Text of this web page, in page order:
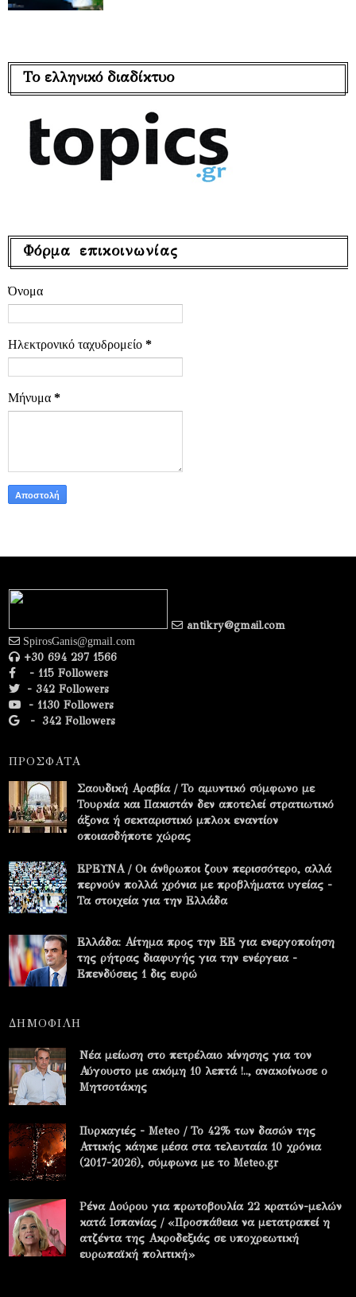
Το ελληνικό διαδίκτυο
Φόρμα επικοινωνίας
Όνομα
Ηλεκτρονικό ταχυδρομείο *
Μήνυμα *
antikry@gmail.com
SpirosGanis@gmail.com
+30 694 297 1566
- 115 Followers
- 342 Followers
- 1130 Followers
- 342 Followers
ΠΡΟΣΦΑΤΑ
Σαουδική Αραβία / Το αμυντικό σύμφωνο με
Τουρκία και Πακιστάν δεν αποτελεί στρατιωτικό
άξονα ή σεκταριστικό μπλοκ εναντίον
οποιασδήποτε χώρας
ΕΡΕΥΝΑ / Οι άνθρωποι ζουν περισσότερο, αλλά
περνούν πολλά χρόνια με προβλήματα υγείας -
Τα στοιχεία για την Ελλάδα
Ελλάδα: Αίτημα προς την ΕΕ για ενεργοποίηση
της ρήτρας διαφυγής για την ενέργεια -
Επενδύσεις 1 δις ευρώ
ΔΗΜΟΦΙΛΗ
Νέα μείωση στο πετρέλαιο κίνησης για τον
Αύγουστο με ακόμη 10 λεπτά !.., ανακοίνωσε ο
Μητσοτάκης
Πυρκαγιές - Meteo / Το 42% των δασών της
Αττικής κάηκε μέσα στα τελευταία 10 χρόνια
(2017-2026), σύμφωνα με το Meteo.gr
Ρένα Δούρου για πρωτοβουλία 22 κρατών-μελών
κατά Ισπανίας / «Προσπάθεια να μετατραπεί η
ατζέντα της Ακροδεξιάς σε υποχρεωτική
ευρωπαϊκή πολιτική»